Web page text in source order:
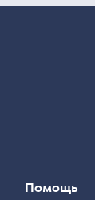
Помощь